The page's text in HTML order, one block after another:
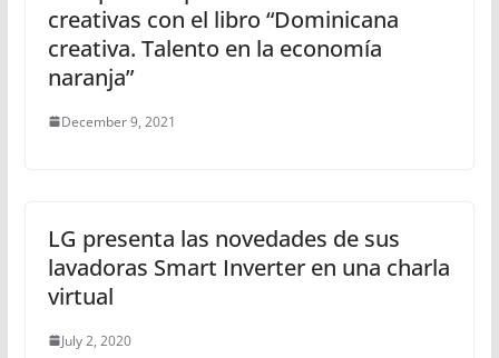
creativas con el libro “Dominicana
creativa. Talento en la economía
naranja”
December 9, 2021
LG presenta las novedades de sus
lavadoras Smart Inverter en una charla
virtual
July 2, 2020